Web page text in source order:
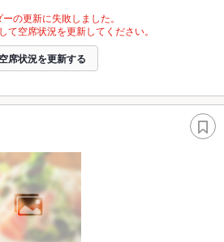
の更新に失敗しました。
て空席状況を更新してください。
空席状況を更新する